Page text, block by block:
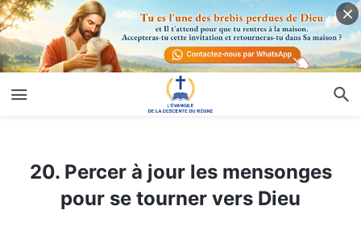
20. Percer à jour les mensonges
pour se tourner vers Dieu